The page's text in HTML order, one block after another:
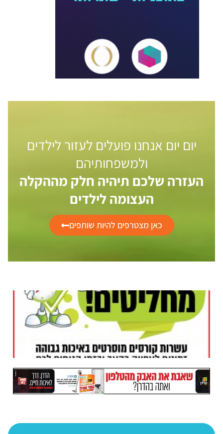
יום יום אנחנו פועלים לעזור לילדים
ולמשפחותיהם
העזרה שלכם תיהיה חלק מההקלה
העצומה לילדים
כאן מצטרפים להיות שותפים